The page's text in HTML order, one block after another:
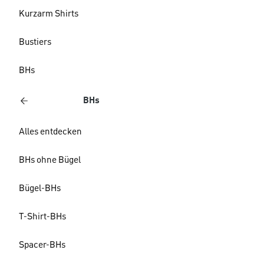
Kurzarm Shirts
Bustiers
BHs
BHs
Alles entdecken
BHs ohne Bügel
Bügel-BHs
T-Shirt-BHs
Spacer-BHs